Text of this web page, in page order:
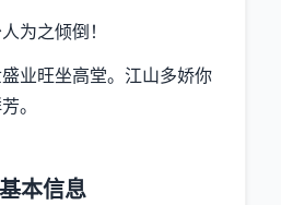
为之倾倒！
业旺坐高堂。江山多娇你
。
本信息